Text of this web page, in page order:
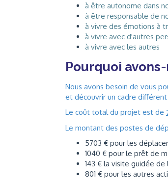
à être autonome dans
à être responsable de
à vivre des émotions à
à vivre avec d'autres
à vivre avec les autres
Pourquoi
Nous avons besoin de vous
et découvrir un cadre
Le coût total du projet est de
Le montant des postes de
5703 € pour les
1040 € pour le prêt de
143 € la visite guidée
801 € pour les autres